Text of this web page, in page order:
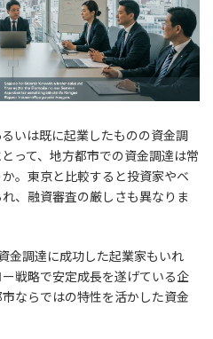
いは既に起業したものの資金調
って、地方都市での資金調達は常
。東京と比較すると投資家やベ
、融資審査の厳しさも異なりま
金調達に成功した起業家もいれ
戦略で安定成長を遂げている企
ならではの特性を活かした資金